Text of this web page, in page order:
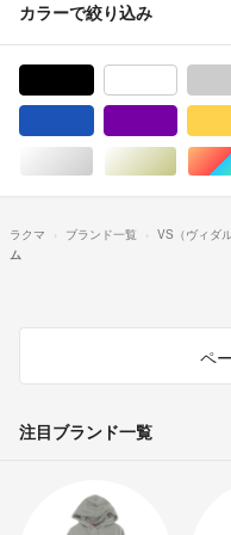
カラーで絞り込み
シルバー/銀色系ゴール
ラクマ ブランド一覧 VS（ヴィダ
ム
ペ
注目ブランド一覧